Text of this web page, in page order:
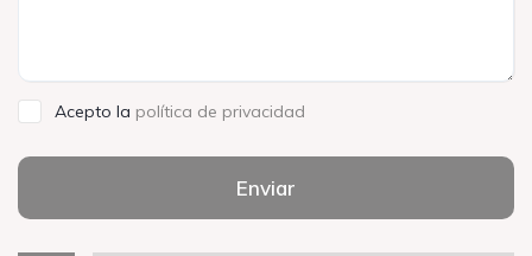
Acepto la política de privacidad
Enviar